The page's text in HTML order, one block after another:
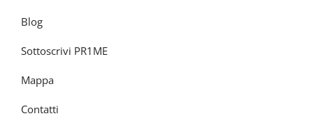
Blog
Sottoscrivi PR1ME
Mappa
Contatti